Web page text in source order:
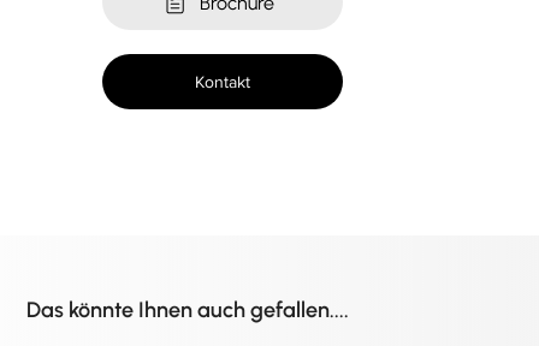
Kontakt
Das könnte Ihnen auch gefallen....